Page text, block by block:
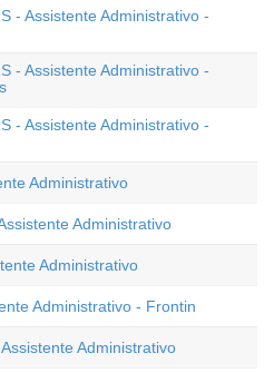
- Assistente Administrativo -
- Assistente Administrativo -
- Assistente Administrativo -
Administrativo
Administrativo
Administrativo
Administrativo - Frontin
Administrativo